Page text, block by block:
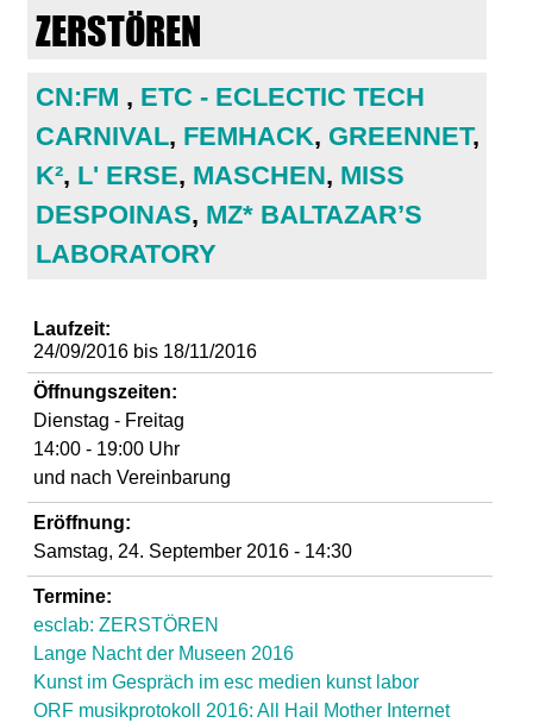
m
k
n
s
ZERSTÖREN
CN:FM , ETC - ECLECTIC TECH
CARNIVAL, FEMHACK, GREENNET,
K², L' ERSE, MASCHEN, MISS
DESPOINAS, MZ* BALTAZAR’S
LABORATORY
Laufzeit:
24/09/2016bis 18/11/2016
Öffnungszeiten:
Dienstag - Freitag
14:00 - 19:00 Uhr
und nach Vereinbarung
Eröffnung:
Samstag, 24. September 2016 - 14:30
Termine:
esclab: ZERSTÖREN
Lange Nacht der Museen 2016
Kunst im Gespräch im esc medien kunst labor
ORF musikprotokoll 2016: All Hail Mother Internet